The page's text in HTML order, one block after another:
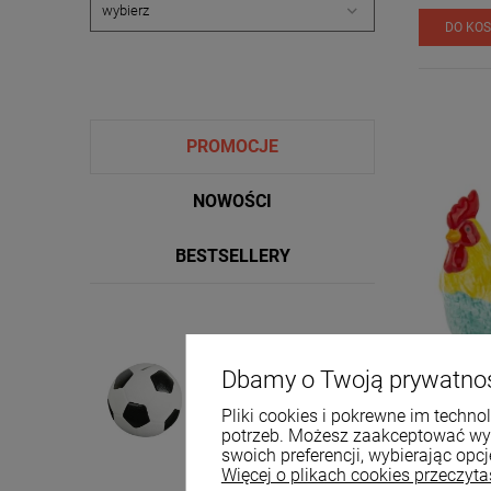
PROMOCJE
NOWOŚCI
BESTSELLERY
Skarbonka piłka
dekoracyjna ceramiczna
39,99 zł
Cena regularna:42,00 zł
Najniższa cena:
DO
Figurka
15x23x14
Dbamy o Twoją
Pliki cookies i pokrewne im
potrzeb. Możesz zaakceptować
swoich preferencji, wybierając
Więcej o plikach cookies